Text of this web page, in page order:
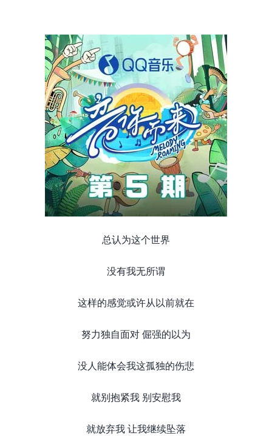
总认为这个世界
没有我无所谓
这样的感觉或许从以前就在
努力独自面对 倔强的以为
没人能体会我这孤独的伤悲
就别抱紧我 别安慰我
就放弃我 让我继续坠落